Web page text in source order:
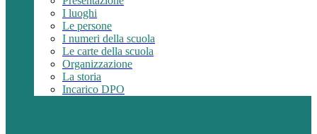
I luoghi
Le persone
I numeri della scuola
Le carte della scuola
Organizzazione
La storia
Incarico DPO